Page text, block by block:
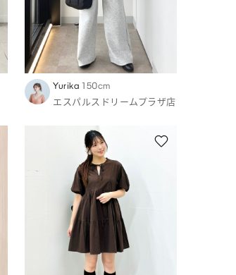
Yurika 150cm
エスパルスドリームプラザ店